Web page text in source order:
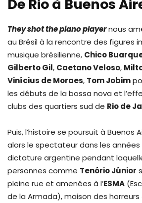
De Rio à Buenos
They shot the piano playernous
au Brésil à la rencontre des figures
musique brésilienne, Chico
Gilberto Gil, Caetano Veloso,
Vinícius de Moraes, Tom Jobim
les débuts de la bossa nova et
clubs des quartiers sud de Rio de
Puis, l’histoire se poursuit à Buenos
alors le spectateur dans les
dictature argentine pendant
personnes comme Tenório Júnior
pleine rue et amenées à l’ESMA
de la Armada), maison des